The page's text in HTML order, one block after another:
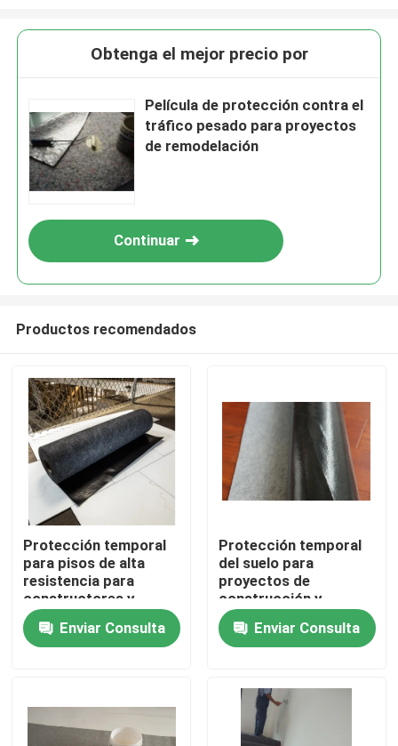
En casa
Productos
Obtenga el mejor precio por
Película de protección contra el
tráfico pesado para proyectos
de remodelación
Continuar
Productos recomendados
Protección temporal
para pisos de alta
resistencia para
constructores y
contratistas
Enviar Consulta
Protección temporal
del suelo para
proyectos de
construcción y
renovación
Enviar Consulta